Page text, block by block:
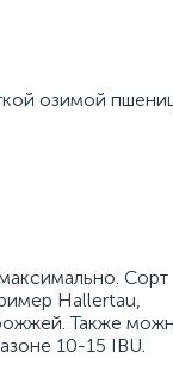
озимой
Сорт
Hallertau,
Также
10-15 IBU.